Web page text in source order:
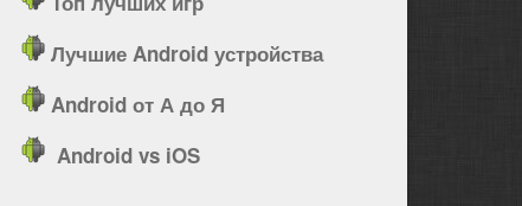
Лучшие Android устройства
Android от А до Я
Android vs iOS